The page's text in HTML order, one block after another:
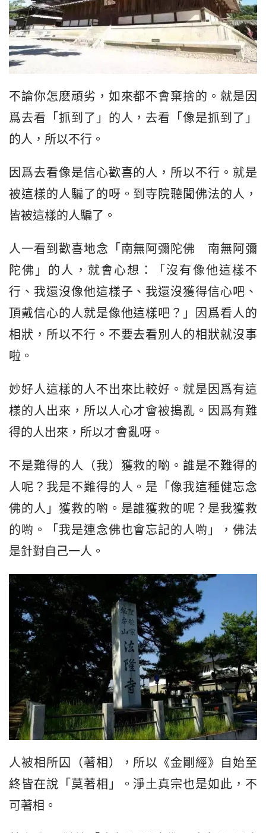
不論你怎麽頑劣，如來都不會棄捨的。就是因
爲去看「抓到了」的人，去看「像是抓到了」
的人，所以不行。
因爲去看像是信心歡喜的人，所以不行。就是
被這樣的人騙了的呀。到寺院聽聞佛法的人，
皆被這樣的人騙了。
人一看到歡喜地念「南無阿彌陀佛　南無阿彌
陀佛」的人，就會心想：「沒有像他這樣不
行、我還沒像他這樣子、我還沒獲得信心吧、
頂戴信心的人就是像他這樣吧？」因爲看人的
相狀，所以不行。不要去看別人的相狀就沒事
啦。
妙好人這樣的人不出來比較好。就是因爲有這
樣的人出來，所以人心才會被搗亂。因爲有難
得的人出來，所以才會亂呀。
不是難得的人（我）獲救的喲。誰是不難得的
人呢？我是不難得的人。是「像我這種健忘念
佛的人」獲救的喲。是誰獲救的呢？是我獲救
的喲。「我是連念佛也會忘記的人喲」，佛法
是針對自己一人。
人被相所囚（著相），所以《金剛經》自始至
終皆在說「莫著相」。淨土真宗也是如此，不
可著相。